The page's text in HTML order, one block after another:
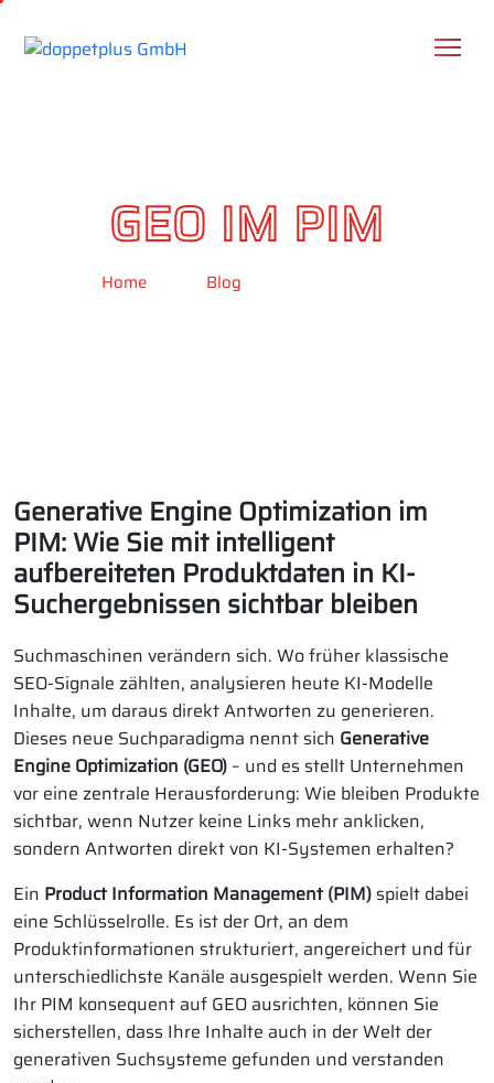
GEO IM PIM
Home Blog
Generative Engine Optimization im
PIM: Wie Sie mit intelligent
aufbereiteten Produktdaten in KI-
Suchergebnissen sichtbar bleiben
Suchmaschinen verändern sich. Wo früher klassische
SEO-Signale zählten, analysieren heute KI-Modelle
Inhalte, um daraus direkt Antworten zu generieren.
Dieses neue Suchparadigma nennt sich Generative
Engine Optimization (GEO) – und es stellt Unternehmen
vor eine zentrale Herausforderung: Wie bleiben Produkte
sichtbar, wenn Nutzer keine Links mehr anklicken,
sondern Antworten direkt von KI-Systemen erhalten?
Ein Product Information Management (PIM) spielt dabei
eine Schlüsselrolle. Es ist der Ort, an dem
Produktinformationen strukturiert, angereichert und für
unterschiedlichste Kanäle ausgespielt werden. Wenn Sie
Ihr PIM konsequent auf GEO ausrichten, können Sie
sicherstellen, dass Ihre Inhalte auch in der Welt der
generativen Suchsysteme gefunden und verstanden